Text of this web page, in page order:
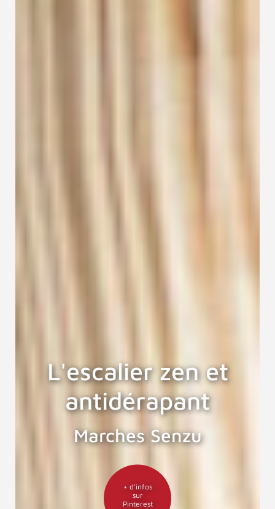
L'escalier zen et
antidérapant
Marches Senzu
+ d'infos
sur
Pinterest